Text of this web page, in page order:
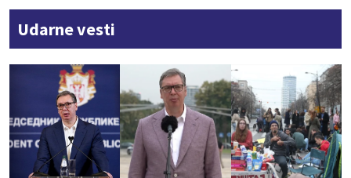
Udarne vesti